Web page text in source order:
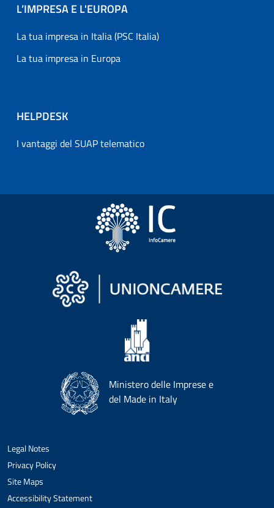
L’IMPRESA E L'EUROPA
La tua impresa in Italia (PSC Italia)
La tua impresa in Europa
HELPDESK
I vantaggi del SUAP telematico
Ministero delle Imprese e
del Made in Italy
Legal Notes
Privacy Policy
Site Maps
Accessibility Statement